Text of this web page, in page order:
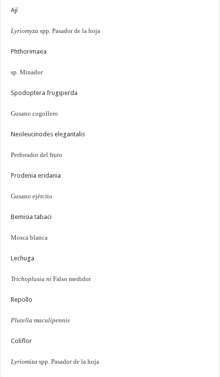
Ají
Lyriomyzaspp. Pasador de la hoja
Phthorimaea
sp. Minador
Spodoptera frugiperda
Gusano cogollero
Neoleucinodes elegantalis
Perforador del fruto
Prodenia eridania
Gusano ejército
Bemisia tabaci
Mosca blanca
Lechuga
Trichoplusia niFalso medidor
Repollo
Plutella maculipennis
Coliflor
Lyriomizaspp. Pasador de la hoja